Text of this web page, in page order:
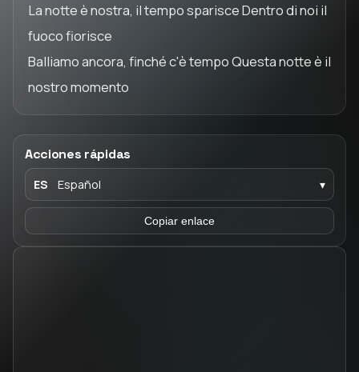
Acciones rápidas
ES Español ▾
Copiar enlace
La notte è nostra, il tempo sparisce Dentro di noi il
fuoco fiorisce
Balliamo ancora, finché c'è tempo Questa notte è il
nostro momento